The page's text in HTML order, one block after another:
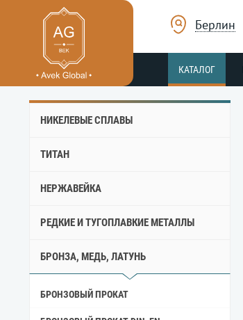
Берлин
КАТАЛОГ
НИКЕЛЕВЫЕ СПЛАВЫ
ТИТАН
НЕРЖАВЕЙКА
РЕДКИЕ И ТУГОПЛАВКИЕ МЕТАЛЛЫ
БРОНЗА, МЕДЬ, ЛАТУНЬ
БРОНЗОВЫЙ ПРОКАТ